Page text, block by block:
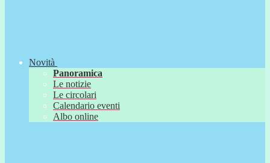
Novità
Panoramica
Le notizie
Le circolari
Calendario eventi
Albo online